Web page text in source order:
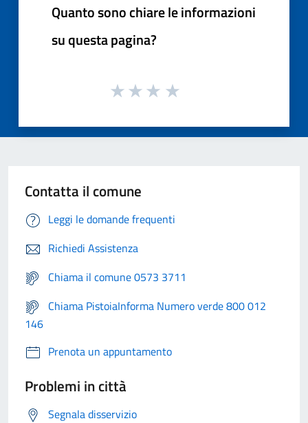
Quanto sono chiare le informazioni
su questa pagina?
Contatta il comune
Leggi le domande frequenti
Richiedi Assistenza
Chiama il comune 0573 3711
Chiama PistoiaInforma Numero verde 800 012
146
Prenota un appuntamento
Problemi in città
Segnala disservizio